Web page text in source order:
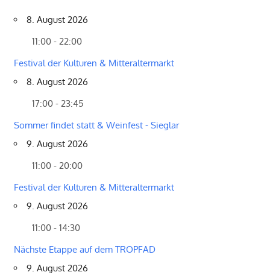
8. August 2026
11:00 - 22:00
Festival der Kulturen & Mitteraltermarkt
8. August 2026
17:00 - 23:45
Sommer findet statt & Weinfest - Sieglar
9. August 2026
11:00 - 20:00
Festival der Kulturen & Mitteraltermarkt
9. August 2026
11:00 - 14:30
Nächste Etappe auf dem TROPFAD
9. August 2026